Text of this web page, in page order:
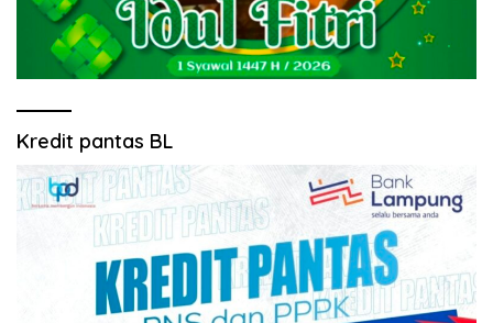
Kredit pantas BL